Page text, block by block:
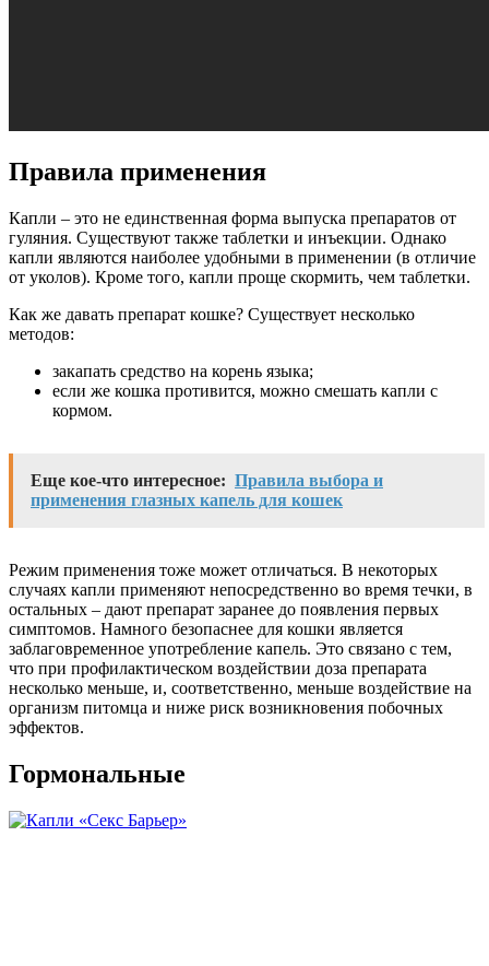
Правила применения
Капли – это не единственная форма выпуска препаратов от
гуляния. Существуют также таблетки и инъекции. Однако
капли являются наиболее удобными в применении (в отличие
от уколов). Кроме того, капли проще скормить, чем таблетки.
Как же давать препарат кошке? Существует несколько
методов:
закапать средство на корень языка;
если же кошка противится, можно смешать капли с
кормом.
Еще кое-что интересное: Правила выбора и
применения глазных капель для кошек
Режим применения тоже может отличаться. В некоторых
случаях капли применяют непосредственно во время течки, в
остальных – дают препарат заранее до появления первых
симптомов. Намного безопаснее для кошки является
заблаговременное употребление капель. Это связано с тем,
что при профилактическом воздействии доза препарата
несколько меньше, и, соответственно, меньше воздействие на
организм питомца и ниже риск возникновения побочных
эффектов.
Гормональные